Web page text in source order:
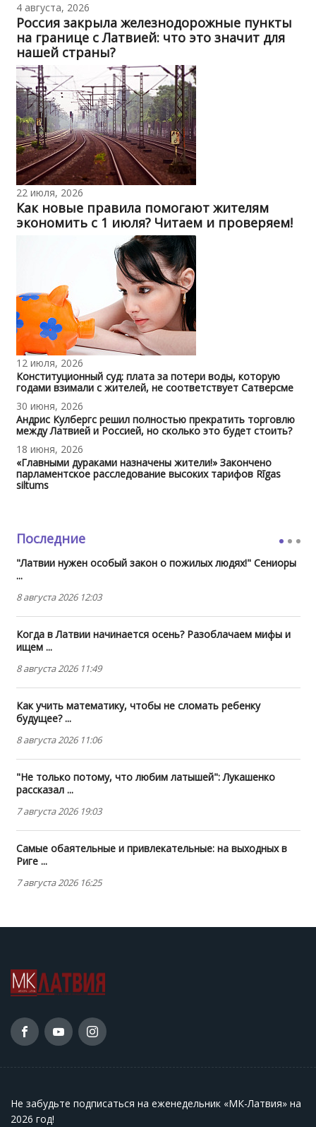
4 августа, 2026
Россия закрыла железнодорожные пункты
на границе с Латвией: что это значит для
нашей страны?
22 июля, 2026
Как новые правила помогают жителям
экономить с 1 июля? Читаем и проверяем!
12 июля, 2026
Конституционный суд: плата за потери воды, которую
годами взимали с жителей, не соответствует Сатверсме
30 июня, 2026
Андрис Кулбергс решил полностью прекратить торговлю
между Латвией и Россией, но сколько это будет стоить?
18 июня, 2026
«Главными дураками назначены жители!» Закончено
парламентское расследование высоких тарифов Rīgas
siltums
Последние
"Латвии нужен особый закон о пожилых людях!" Сениоры
...
8 августа 2026 12:03
Когда в Латвии начинается осень? Разоблачаем мифы и
ищем ...
8 августа 2026 11:49
Как учить математику, чтобы не сломать ребенку
будущее? ...
8 августа 2026 11:06
"Не только потому, что любим латышей": Лукашенко
рассказал ...
7 августа 2026 19:03
Самые обаятельные и привлекательные: на выходных в
Риге ...
7 августа 2026 16:25
Не забудьте подписаться на еженедельник «МК-Латвия» на
2026 год!